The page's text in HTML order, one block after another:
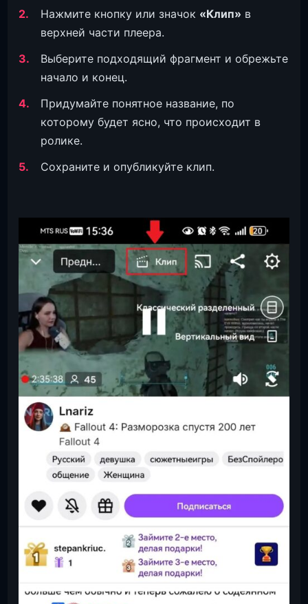
Нажмите кнопку или значок «Клип» в
верхней части плеера.
Выберите подходящий фрагмент и обрежьте
начало и конец.
Придумайте понятное название, по
которому будет ясно, что происходит в
ролике.
Сохраните и опубликуйте клип.